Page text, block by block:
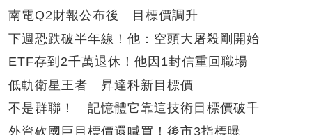
南電Q2財報公布後 目標價調升
下週恐跌破半年線！他：空頭大屠殺剛開始
ETF存到2千萬退休！他因1封信重回職場
低軌衛星王者 昇達科新目標價
不是群聯！ 記憶體它靠這技術目標價破千
外資砍國巨目標價還喊買！後市3指標曝